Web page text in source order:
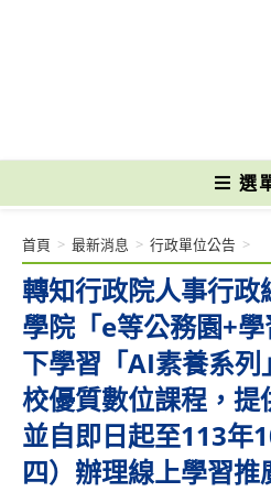
選
轉知行政院人事行
學院「e等公務園+
下學習「AI素養系
校優質數位課程，提
並自即日起至113年
四）辦理線上學習推
首頁 > 最新消息 > 行政單位公告 >